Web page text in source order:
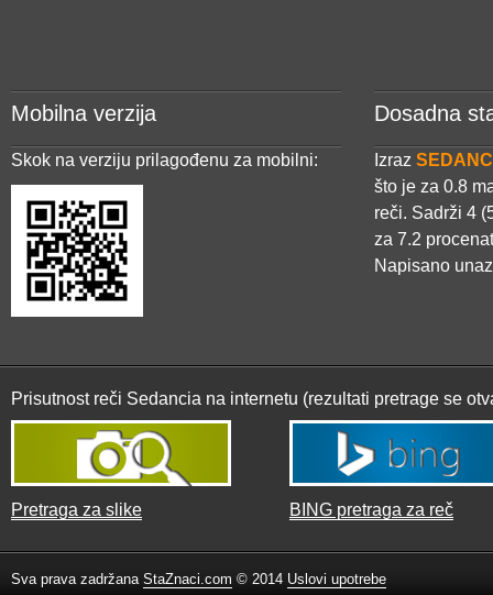
Mobilna verzija
Skok na verziju prilagođenu za mobilni:
Dosadna
Izraz
što je za 0.8
reči. Sadrži 4
za 7.2
Napisano
Prisutnost reči Sedancia na internetu (rezultati pretrage se
Pretraga za slike BING pretraga za reč
Sva prava zadržana StaZnaci.com © 2014 Uslovi upotrebe